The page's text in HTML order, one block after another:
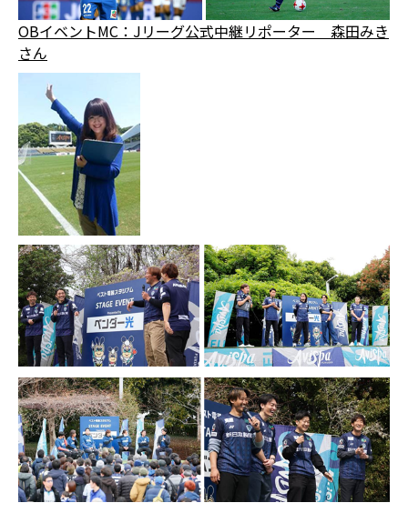
OBイベントMC：Jリーグ公式中継リポーター 森田みき
さん